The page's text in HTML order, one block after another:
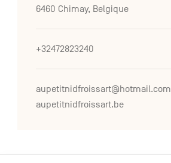
6460 Chimay, Belgique
+32472823240
aupetitnidfroissart@hotmail.com
aupetitnidfroissart.be